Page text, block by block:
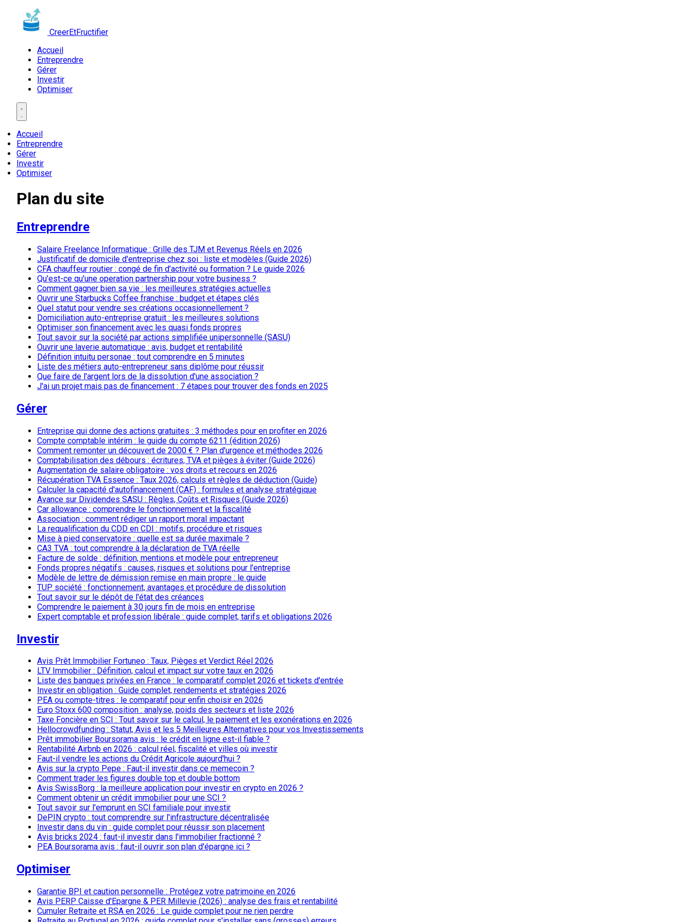
CreerEtFructifier
Accueil
Entreprendre
Gérer
Investir
Optimiser
Accueil
Entreprendre
Gérer
Investir
Optimiser
Plan du site
Entreprendre
Salaire Freelance Informatique : Grille des TJM et Revenus Réels en 2026
Justificatif de domicile d'entreprise chez soi : liste et modèles (Guide 2026)
CFA chauffeur routier : congé de fin d’activité ou formation ? Le guide 2026
Qu'est-ce qu'une operation partnership pour votre business ?
Comment gagner bien sa vie : les meilleures stratégies actuelles
Ouvrir une Starbucks Coffee franchise : budget et étapes clés
Quel statut pour vendre ses créations occasionnellement ?
Domiciliation auto-entreprise gratuit : les meilleures solutions
Optimiser son financement avec les quasi fonds propres
Tout savoir sur la société par actions simplifiée unipersonnelle (SASU)
Ouvrir une laverie automatique : avis, budget et rentabilité
Définition intuitu personae : tout comprendre en 5 minutes
Liste des métiers auto-entrepreneur sans diplôme pour réussir
Que faire de l'argent lors de la dissolution d'une association ?
J'ai un projet mais pas de financement : 7 étapes pour trouver des fonds en 2025
Gérer
Entreprise qui donne des actions gratuites : 3 méthodes pour en profiter en 2026
Compte comptable intérim : le guide du compte 6211 (édition 2026)
Comment remonter un découvert de 2000 € ? Plan d'urgence et méthodes 2026
Comptabilisation des débours : écritures, TVA et pièges à éviter (Guide 2026)
Augmentation de salaire obligatoire : vos droits et recours en 2026
Récupération TVA Essence : Taux 2026, calculs et règles de déduction (Guide)
Calculer la capacité d'autofinancement (CAF) : formules et analyse stratégique
Avance sur Dividendes SASU : Règles, Coûts et Risques (Guide 2026)
Car allowance : comprendre le fonctionnement et la fiscalité
Association : comment rédiger un rapport moral impactant
La requalification du CDD en CDI : motifs, procédure et risques
Mise à pied conservatoire : quelle est sa durée maximale ?
CA3 TVA : tout comprendre à la déclaration de TVA réelle
Facture de solde : définition, mentions et modèle pour entrepreneur
Fonds propres négatifs : causes, risques et solutions pour l'entreprise
Modèle de lettre de démission remise en main propre : le guide
TUP société : fonctionnement, avantages et procédure de dissolution
Tout savoir sur le dépôt de l'état des créances
Comprendre le paiement à 30 jours fin de mois en entreprise
Expert comptable et profession libérale : guide complet, tarifs et obligations 2026
Investir
Avis Prêt Immobilier Fortuneo : Taux, Pièges et Verdict Réel 2026
LTV Immobilier : Définition, calcul et impact sur votre taux en 2026
Liste des banques privées en France : le comparatif complet 2026 et tickets d'entrée
Investir en obligation : Guide complet, rendements et stratégies 2026
PEA ou compte-titres : le comparatif pour enfin choisir en 2026
Euro Stoxx 600 composition : analyse, poids des secteurs et liste 2026
Taxe Foncière en SCI : Tout savoir sur le calcul, le paiement et les exonérations en 2026
Hellocrowdfunding : Statut, Avis et les 5 Meilleures Alternatives pour vos Investissements
Prêt immobilier Boursorama avis : le crédit en ligne est-il fiable ?
Rentabilité Airbnb en 2026 : calcul réel, fiscalité et villes où investir
Faut-il vendre les actions du Crédit Agricole aujourd'hui ?
Avis sur la crypto Pepe : Faut-il investir dans ce memecoin ?
Comment trader les figures double top et double bottom
Avis SwissBorg : la meilleure application pour investir en crypto en 2026 ?
Comment obtenir un crédit immobilier pour une SCI ?
Tout savoir sur l'emprunt en SCI familiale pour investir
DePIN crypto : tout comprendre sur l'infrastructure décentralisée
Investir dans du vin : guide complet pour réussir son placement
Avis bricks 2024 : faut-il investir dans l'immobilier fractionné ?
PEA Boursorama avis : faut-il ouvrir son plan d'épargne ici ?
Optimiser
Garantie BPI et caution personnelle : Protégez votre patrimoine en 2026
Avis PERP Caisse d'Epargne & PER Millevie (2026) : analyse des frais et rentabilité
Cumuler Retraite et RSA en 2026 : Le guide complet pour ne rien perdre